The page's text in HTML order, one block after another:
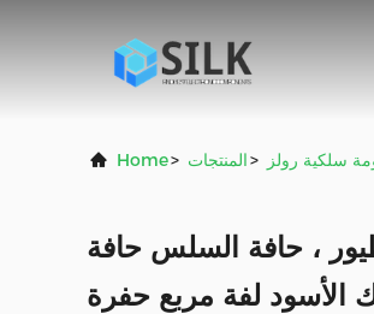
Home> المنتجات> سلكية رولز
، حافة السلس حافة
الأسود لفة مربع حفرة